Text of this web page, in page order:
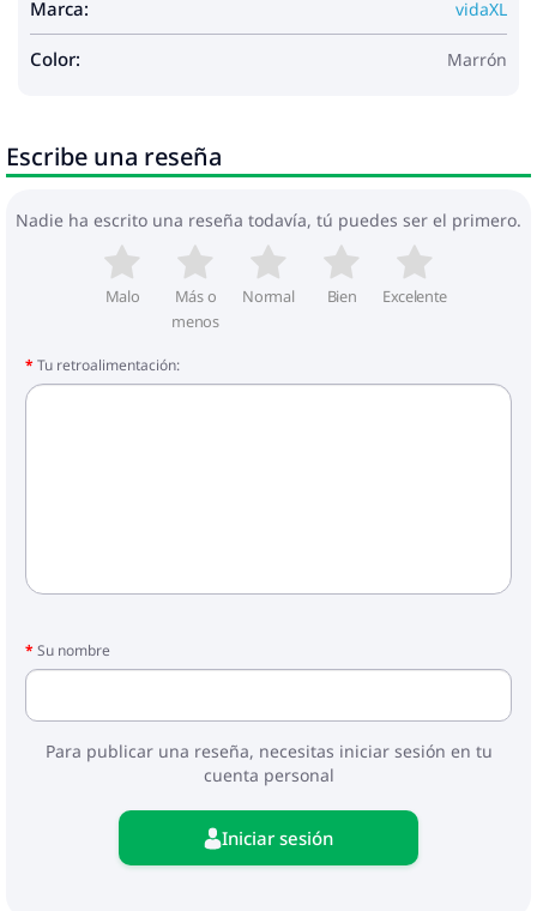
Marca: vidaXL
Color: Marrón
Escribe una reseña
Nadie ha escrito una reseña todavía, tú puedes ser el primero.
Malo
Más o
menos
Normal Bien Excelente
Tu retroalimentación:
Su nombre
Para publicar una reseña, necesitas iniciar sesión en tu
cuenta personal
Iniciar sesión